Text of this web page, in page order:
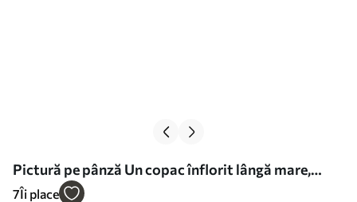
Pictură pe pânză Un copac înflorit lângă mare,
redat în stil basorelief Nr s49248
7Îi place